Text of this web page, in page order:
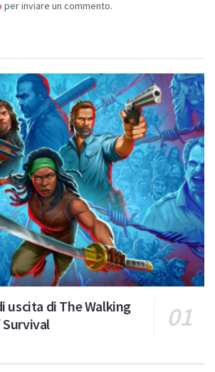
per inviare un commento.
uscita di The Walking
Survival